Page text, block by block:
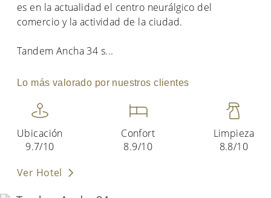
es en la actualidad el centro neurálgico del
comercio y la actividad de la ciudad.
Tandem Ancha 34 s...
Lo más valorado por nuestros clientes
Ubicación
9.7/10
Confort
8.9/10
Limpieza
8.8/10
Ver Hotel